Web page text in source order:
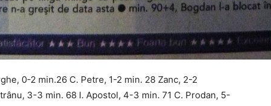
0-2 min.26 C. Petre, 1-2 min. 28 Zanc, 2-2
3-3 min. 68 I. Apostol, 4-3 min. 71 C. Prodan, 5-